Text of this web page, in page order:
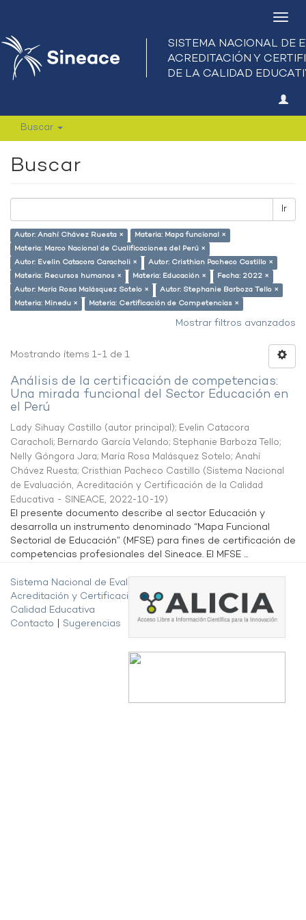
Buscar
Buscar
Ir
Autor: Anahí Chávez Ruesta ×
Materia: Mapa funcional ×
Materia: Marco Nacional de Cualificaciones del Perú ×
Autor: Evelin Catacora Caracholi ×
Autor: Cristhian Pacheco Castillo ×
Materia: Recursos humanos ×
Materia: Educación ×
Fecha: 2022 ×
Autor: María Rosa Malásquez Sotelo ×
Autor: Stephanie Barboza Tello ×
Materia: Minedu ×
Materia: Certificación de Competencias ×
Mostrar filtros avanzados
Mostrando ítems 1-1 de 1
Análisis de la certificación de competencias:
Una mirada funcional del Sector Educación en
el Perú
Lady Sihuay Castillo (autor principal); Evelin Catacora
Caracholi; Bernardo García Velando; Stephanie Barboza Tello;
Nelly Góngora Jara; María Rosa Malásquez Sotelo; Anahí
Chávez Ruesta; Cristhian Pacheco Castillo (Sistema Nacional
de Evaluación, Acreditación y Certificación de la Calidad
Educativa - SINEACE, 2022-10-19)
El presente documento describe al sector Educación y
desarrolla un instrumento denominado “Mapa Funcional
Sectorial de Educación” (MFSE) para fines de certificación de
competencias profesionales del Sineace. El MFSE ...
Sistema Nacional de Evaluación,
Acreditación y Certificación de la
Calidad Educativa
Contacto
Sugerencias